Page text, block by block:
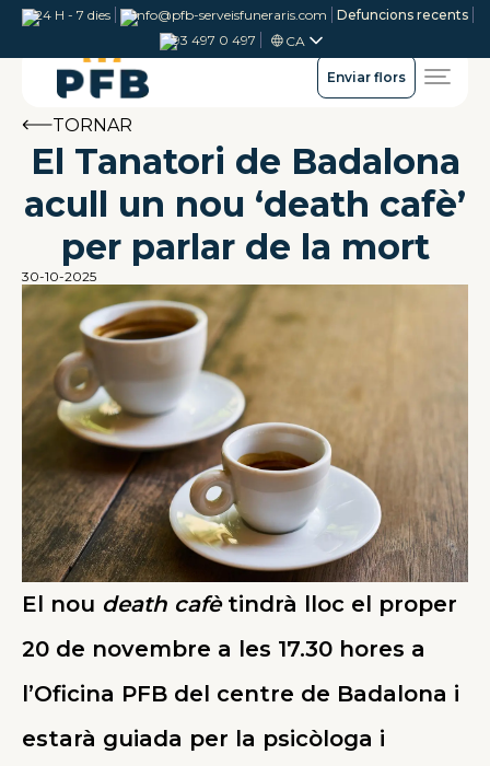
24 H - 7 dies info@pfb-serveisfuneraris.com
Defuncions recents
93 497 0 497
CA
Enviar flors
TORNAR
El Tanatori de Badalona
acull un nou ‘death cafè’
per parlar de la mort
30-10-2025
El nou death cafètindrà lloc el proper
20 de novembre a les 17.30 hores a
l’Oficina PFB del centre de Badalona i
estarà guiada per la psicòloga i